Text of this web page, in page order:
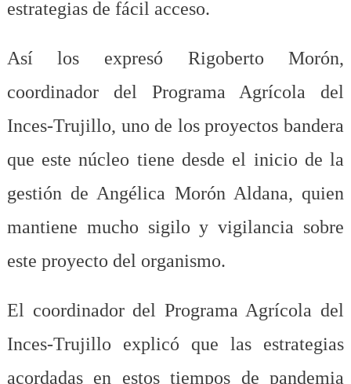
estrategias de fácil acceso.
Así los expresó Rigoberto Morón,
coordinador del Programa Agrícola del
Inces-Trujillo, uno de los proyectos bandera
que este núcleo tiene desde el inicio de la
gestión de Angélica Morón Aldana, quien
mantiene mucho sigilo y vigilancia sobre
este proyecto del organismo.
El coordinador del Programa Agrícola del
Inces-Trujillo explicó que las estrategias
acordadas en estos tiempos de pandemia